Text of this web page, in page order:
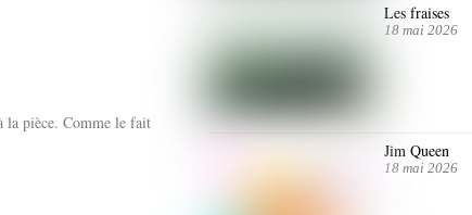
la pièce. Comme le fait
Les fraises
18 mai 2026
Jim Queen
18 mai 2026